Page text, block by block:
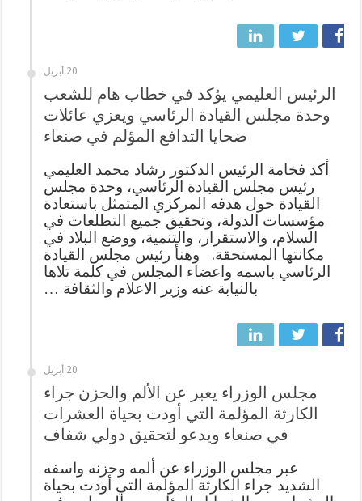
20 أبريل
الرئيس العليمي يؤكد في خطاب هام للشعب
وحدة مجلس القيادة الرئاسي ويعزي عائلات
ضحايا التدافع المؤلم في صنعاء
أكد فخامة الرئيس الدكتور رشاد محمد العليمي
رئيس مجلس القيادة الرئاسي، وحدة مجلس
القيادة حول هدفه المركزي المتمثل باستعادة
مؤسسات الدولة، وتحقيق جميع التطلعات في
السلام، والاستقرار، والتنمية، ووضع البلاد في
مكانتها المستحقة. وهنأ رئيس مجلس القيادة
الرئاسي باسمه واعضاء المجلس في كلمة تلاها
بالنيابة عنه وزير الاعلام والثقافة …
20 أبريل
مجلس الوزراء يعبر عن الألم والحزن جراء
الكارثة المؤلمة التي أودت بحياة العشرات
في صنعاء ويدعو لتحقيق دولي شفاف
عبر مجلس الوزراء عن ألمه وحزنه واسفه
الشديد جراء الكارثة المؤلمة التي أودت بحياة